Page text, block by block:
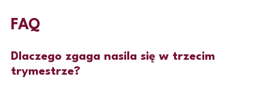
FAQ
Dlaczego zgaga nasila się w trzecim
trymestrze?